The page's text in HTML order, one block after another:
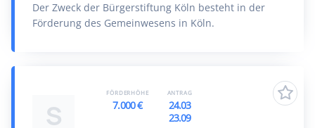
Der Zweck der Bürgerstiftung Köln besteht in der
Förderung des Gemeinwesens in Köln.
S
FÖRDERHÖHE
7.000 €
ANTRAG
24.03
23.09